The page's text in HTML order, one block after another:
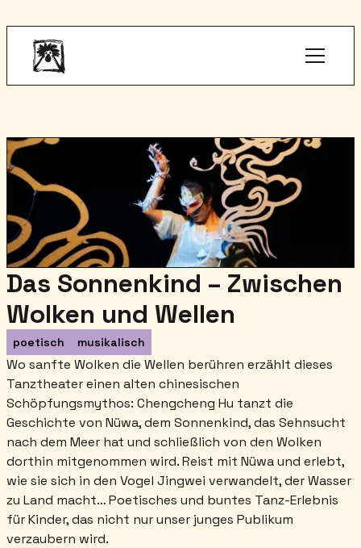
Das Sonnenkind – Zwischen
Wolken und Wellen
poetisch musikalisch
Wo sanfte Wolken die Wellen berühren erzählt dieses
Tanztheater einen alten chinesischen
Schöpfungsmythos: Chengcheng Hu tanzt die
Geschichte von Nüwa, dem Sonnenkind, das Sehnsucht
nach dem Meer hat und schließlich von den Wolken
dorthin mitgenommen wird. Reist mit Nüwa und erlebt,
wie sie sich in den Vogel Jingwei verwandelt, der Wasser
zu Land macht… Poetisches und buntes Tanz-Erlebnis
für Kinder, das nicht nur unser junges Publikum
verzaubern wird.